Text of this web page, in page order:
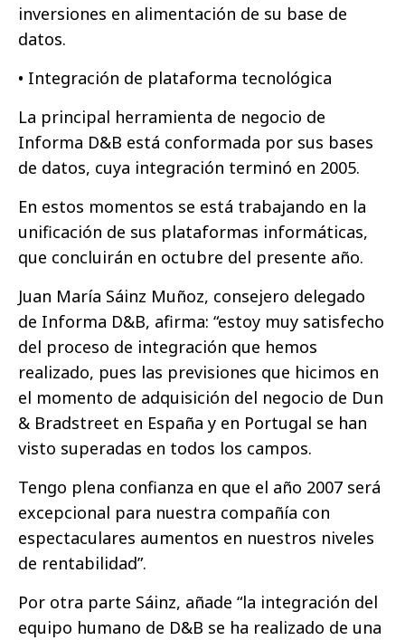
inversiones en alimentación de su base de
datos.
• Integración de plataforma tecnológica
La principal herramienta de negocio de
Informa D&B está conformada por sus bases
de datos, cuya integración terminó en 2005.
En estos momentos se está trabajando en la
unificación de sus plataformas informáticas,
que concluirán en octubre del presente año.
Juan María Sáinz Muñoz, consejero delegado
de Informa D&B, afirma: “estoy muy satisfecho
del proceso de integración que hemos
realizado, pues las previsiones que hicimos en
el momento de adquisición del negocio de Dun
& Bradstreet en España y en Portugal se han
visto superadas en todos los campos.
Tengo plena confianza en que el año 2007 será
excepcional para nuestra compañía con
espectaculares aumentos en nuestros niveles
de rentabilidad”.
Por otra parte Sáinz, añade “la integración del
equipo humano de D&B se ha realizado de una